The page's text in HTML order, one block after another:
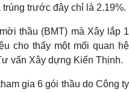
trước đây chỉ là 2.19%.
thầu (BMT) mà Xây lắp 1
cho thấy một mối quan hệ
vấn Xây dựng Kiến Thịnh.
gia 6 gói thầu do Công ty